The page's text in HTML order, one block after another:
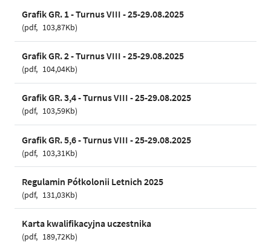
Grafik GR. 1 - Turnus VIII - 25-29.08.2025
pdf 103,87Kb
Grafik GR. 2 - Turnus VIII - 25-29.08.2025
pdf 104,04Kb
Grafik GR. 3,4 - Turnus VIII - 25-29.08.2025
pdf 103,59Kb
Grafik GR. 5,6 - Turnus VIII - 25-29.08.2025
pdf 103,31Kb
Regulamin Półkolonii Letnich 2025
pdf 131,03Kb
Karta kwalifikacyjna uczestnika
pdf 189,72Kb